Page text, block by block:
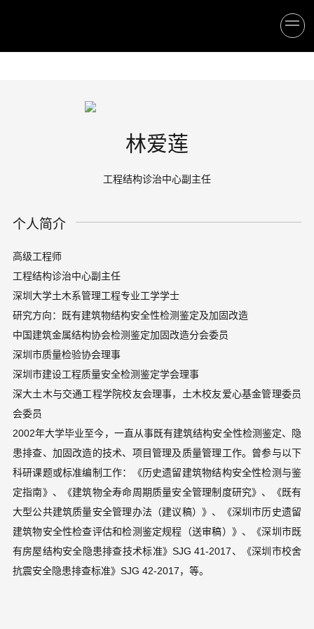
林爱莲
工程结构诊治中心副主任
个人简介
高级工程师
工程结构诊治中心副主任
深圳大学土木系管理工程专业工学学士
研究方向：既有建筑物结构安全性检测鉴定及加固改造
中国建筑金属结构协会检测鉴定加固改造分会委员
深圳市质量检验协会理事
深圳市建设工程质量安全检测鉴定学会理事
深大土木与交通工程学院校友会理事，土木校友爱心基金管理委员
会委员
2002年大学毕业至今，一直从事既有建筑结构安全性检测鉴定、隐
患排查、加固改造的技术、项目管理及质量管理工作。曾参与以下
科研课题或标准编制工作：《历史遗留建筑物结构安全性检测与鉴
定指南》、《建筑物全寿命周期质量安全管理制度研究》、《既有
大型公共建筑质量安全管理办法（建议稿）》、《深圳市历史遗留
建筑物安全性检查评估和检测鉴定规程（送审稿）》、《深圳市既
有房屋结构安全隐患排查技术标准》SJG 41-2017、《深圳市校舍
抗震安全隐患排查标准》SJG 42-2017，等。